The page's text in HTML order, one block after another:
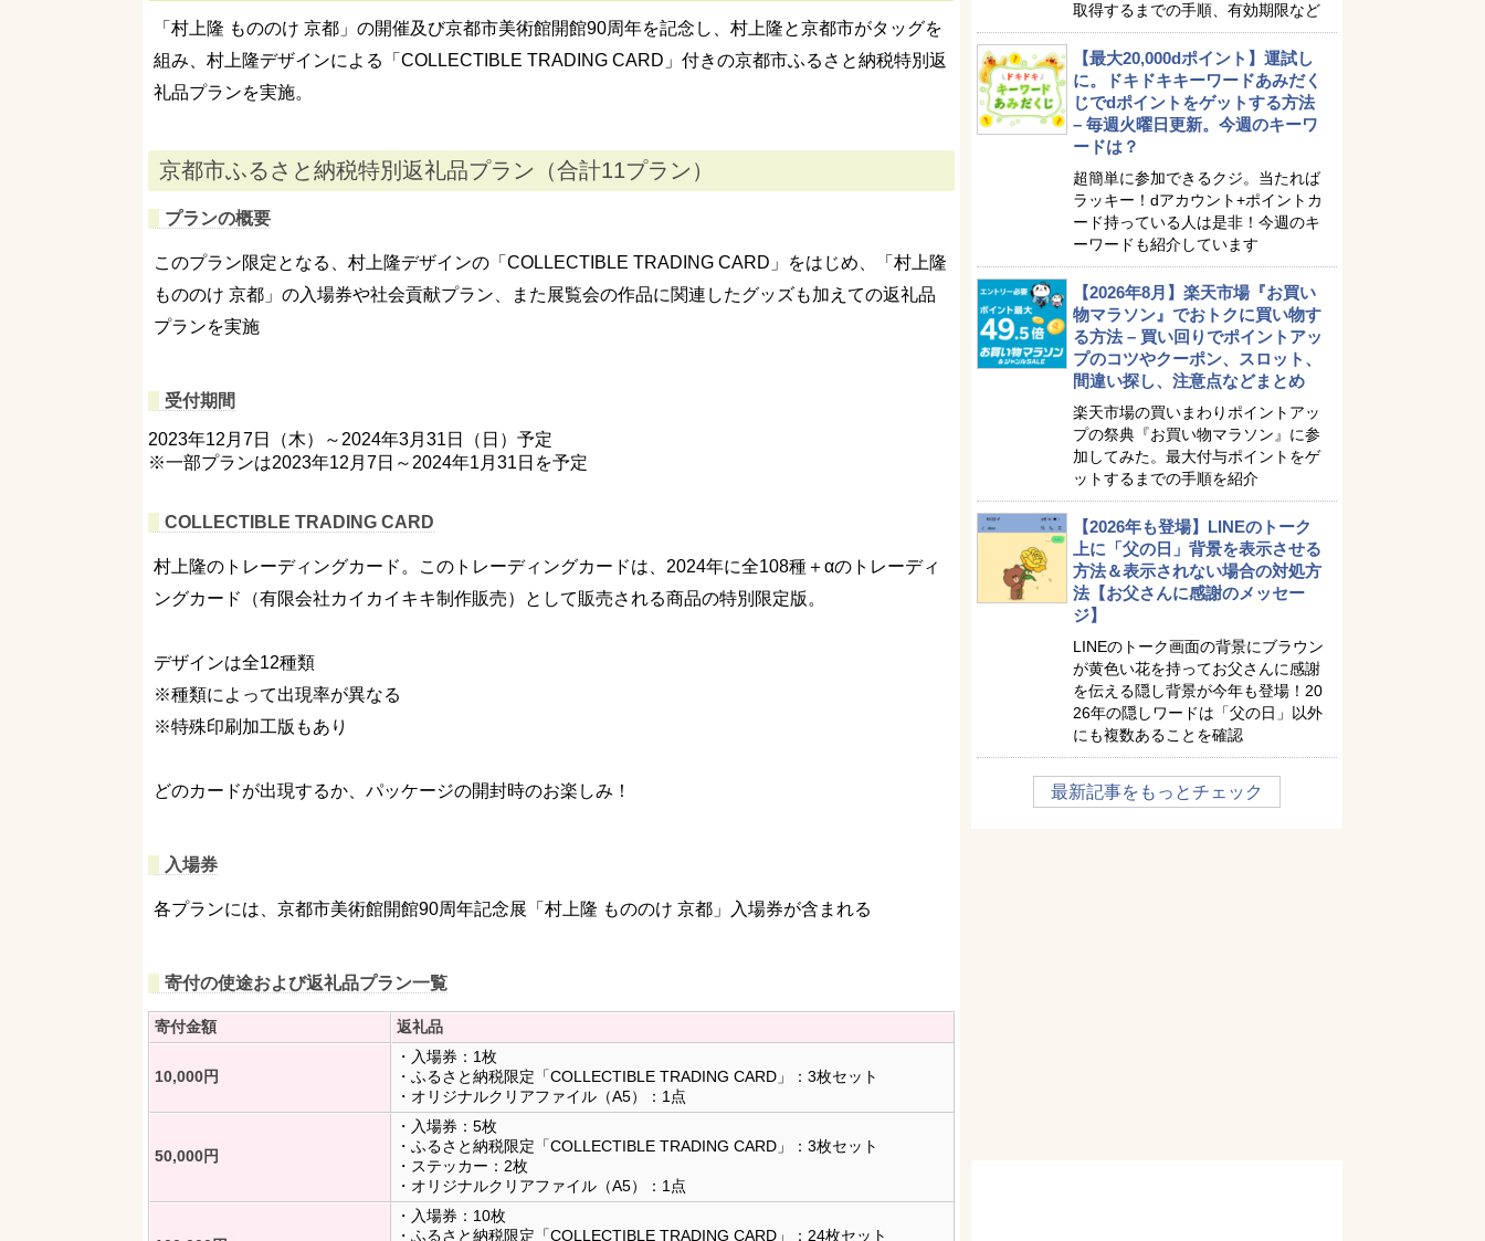
「村上隆 もののけ 京都」の開催及び京都市美術館開館90周年を記念し、村上隆と京都市がタッグを
組み、村上隆デザインによる「COLLECTIBLE TRADING CARD」付きの京都市ふるさと納税特別返
礼品プランを実施。
京都市ふるさと納税特別返礼品プラン（合計11プラン）
プランの概要
このプラン限定となる、村上隆デザインの「COLLECTIBLE TRADING CARD」をはじめ、「村上隆
もののけ 京都」の入場券や社会貢献プラン、また展覧会の作品に関連したグッズも加えての返礼品
プランを実施
受付期間
2023年12月7日（木）～2024年3月31日（日）予定
※一部プランは2023年12月7日～2024年1月31日を予定
COLLECTIBLE TRADING CARD
村上隆のトレーディングカード。このトレーディングカードは、2024年に全108種＋αのトレーディ
ングカード（有限会社カイカイキキ制作販売）として販売される商品の特別限定版。
デザインは全12種類
※種類によって出現率が異なる
※特殊印刷加工版もあり
どのカードが出現するか、パッケージの開封時のお楽しみ！
入場券
各プランには、京都市美術館開館90周年記念展「村上隆 もののけ 京都」入場券が含まれる
寄付の使途および返礼品プラン一覧
寄付金額 返礼品
10,000円
・入場券：1枚
・ふるさと納税限定「COLLECTIBLE TRADING CARD」：3枚セット
・オリジナルクリアファイル（A5）：1点
50,000円
・入場券：5枚
・ふるさと納税限定「COLLECTIBLE TRADING CARD」：3枚セット
・ステッカー：2枚
・オリジナルクリアファイル（A5）：1点
・入場券：10枚
・ふるさと納税限定「COLLECTIBLE TRADING CARD」：24枚セット
取得するまでの手順、有効期限など
【最大20,000dポイント】運試し
に。ドキドキキーワードあみだく
じでdポイントをゲットする方法
– 毎週火曜日更新。今週のキーワ
ードは？
超簡単に参加できるクジ。当たれば
ラッキー！dアカウント+ポイントカ
ード持っている人は是非！今週のキ
ーワードも紹介しています
【2026年8月】楽天市場『お買い
物マラソン』でおトクに買い物す
る方法 – 買い回りでポイントアッ
プのコツやクーポン、スロット、
間違い探し、注意点などまとめ
楽天市場の買いまわりポイントアッ
プの祭典『お買い物マラソン』に参
加してみた。最大付与ポイントをゲ
ットするまでの手順を紹介
【2026年も登場】LINEのトーク
上に「父の日」背景を表示させる
方法＆表示されない場合の対処方
法【お父さんに感謝のメッセー
ジ】
LINEのトーク画面の背景にブラウン
が黄色い花を持ってお父さんに感謝
を伝える隠し背景が今年も登場！20
26年の隠しワードは「父の日」以外
にも複数あることを確認
最新記事をもっとチェック